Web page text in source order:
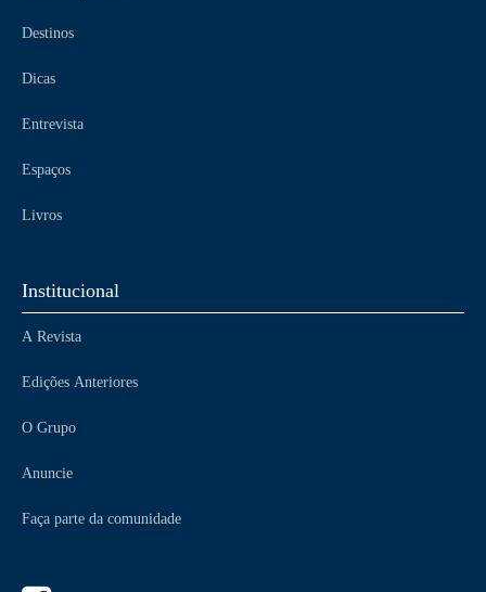
Destinos
Dicas
Entrevista
Espaços
Livros
Institucional
A Revista
Edições Anteriores
O Grupo
Anuncie
Faça parte da comunidade